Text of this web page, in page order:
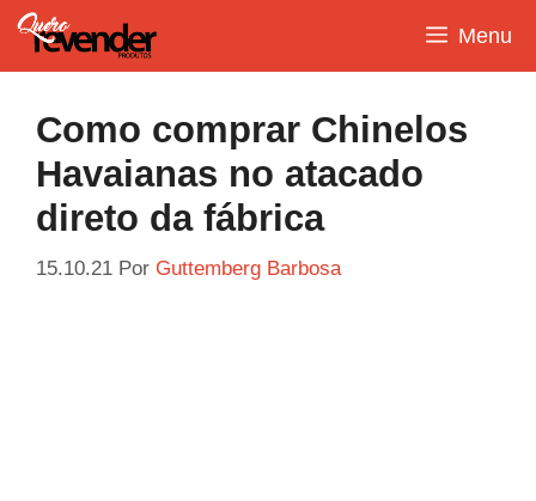
Pular
para
o
Menu
Como comprar Chinelos
Havaianas no atacado
direto da fábrica
15.10.21 Por Guttemberg Barbosa